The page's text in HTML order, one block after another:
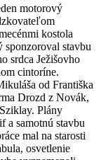
motorový
kostola
sponzoroval stavbu
srdca Ježišovho
cintoríne.
od Františka
Drozd z Novák,
Plány
a samotnú stavbu
mal na starosti
osvetlenie